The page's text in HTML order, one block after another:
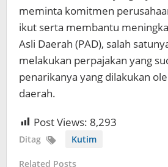
meminta komitmen
ikut serta membantu
Asli Daerah (PAD), salah
melakukan perpajakan yang
penarikanya yang dilakukan
daerah.
Post Views: 8,293
Ditag Kutim
Related Posts